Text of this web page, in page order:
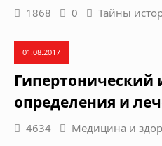
1868 0 Тайны
01.08.2017
Гипертонический
определения и
4634 Медицина и